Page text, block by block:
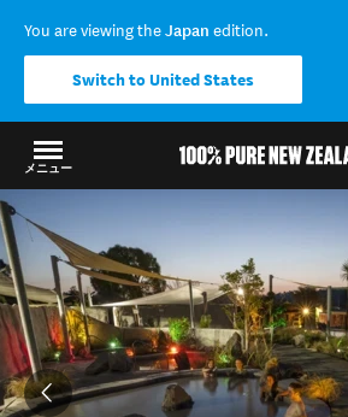
You are viewing theJapan edition.
Switch to United States
メニュー